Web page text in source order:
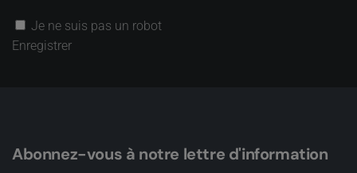
Je ne suis pas un robot
Enregistrer
Abonnez-vous à notre lettre d'information